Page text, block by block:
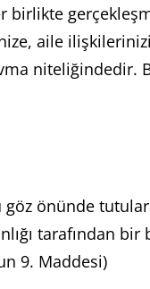
aile
niteliğindedir.
önünde
tarafından
9. Maddesi)